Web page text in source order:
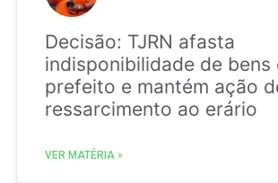
Decisão: TJRN afasta
indisponibilidade de bens
prefeito e mantém ação
ressarcimento ao erário
VER MATÉRIA »